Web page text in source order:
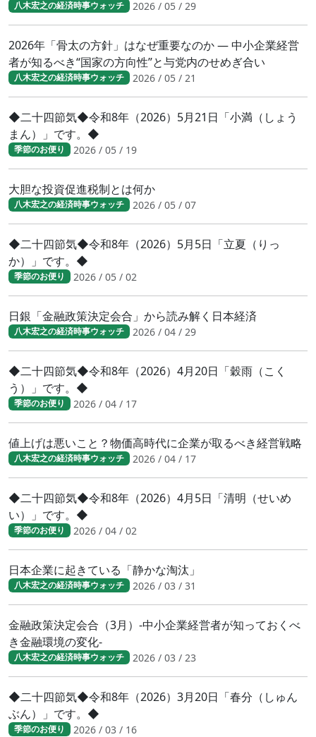
八木宏之の経済時事ウォッチ 2026 / 05 / 29
2026年「骨太の方針」はなぜ重要なのか ― 中小企業経営
者が知るべき“国家の方向性”と与党内のせめぎ合い
八木宏之の経済時事ウォッチ 2026 / 05 / 21
◆二十四節気◆令和8年（2026）5月21日「小満（しょう
まん）」です。◆
季節のお便り 2026 / 05 / 19
大胆な投資促進税制とは何か
八木宏之の経済時事ウォッチ 2026 / 05 / 07
◆二十四節気◆令和8年（2026）5月5日「立夏（りっ
か）」です。◆
季節のお便り 2026 / 05 / 02
日銀「金融政策決定会合」から読み解く日本経済
八木宏之の経済時事ウォッチ 2026 / 04 / 29
◆二十四節気◆令和8年（2026）4月20日「穀雨（こく
う）」です。◆
季節のお便り 2026 / 04 / 17
値上げは悪いこと？物価高時代に企業が取るべき経営戦略
八木宏之の経済時事ウォッチ 2026 / 04 / 17
◆二十四節気◆令和8年（2026）4月5日「清明（せいめ
い）」です。◆
季節のお便り 2026 / 04 / 02
日本企業に起きている「静かな淘汰」
八木宏之の経済時事ウォッチ 2026 / 03 / 31
金融政策決定会合（3月）-中小企業経営者が知っておくべ
き金融環境の変化-
八木宏之の経済時事ウォッチ 2026 / 03 / 23
◆二十四節気◆令和8年（2026）3月20日「春分（しゅん
ぶん）」です。◆
季節のお便り 2026 / 03 / 16